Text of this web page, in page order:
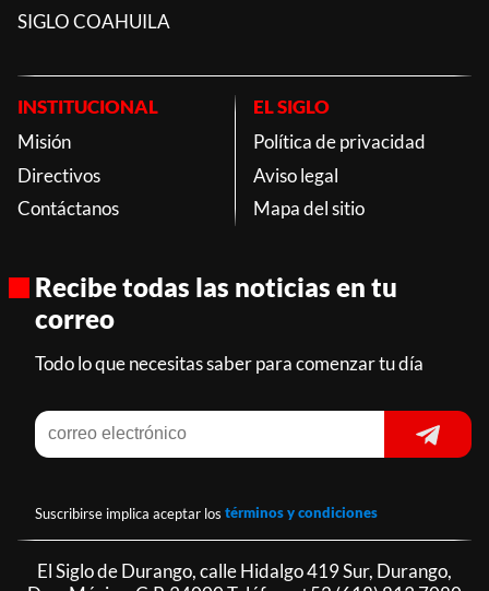
SIGLO COAHUILA
INSTITUCIONAL
Misión
Directivos
Contáctanos
EL SIGLO
Política de privacidad
Aviso legal
Mapa del sitio
Recibe todas las noticias en tu
correo
Todo lo que necesitas saber para comenzar tu día
Suscribirse implica aceptar los términos y condiciones
El Siglo de Durango, calle Hidalgo 419 Sur, Durango,